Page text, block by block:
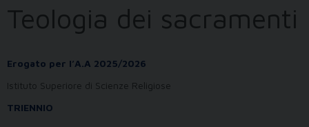
Teologia dei sacramenti
Erogato per l’A.A 2025/2026
Istituto Superiore di Scienze Religiose
TRIENNIO